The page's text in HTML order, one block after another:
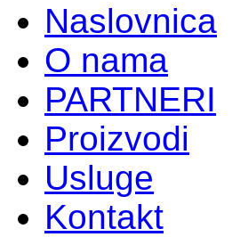
Naslovnica
O nama
PARTNERI
Proizvodi
Usluge
Kontakt